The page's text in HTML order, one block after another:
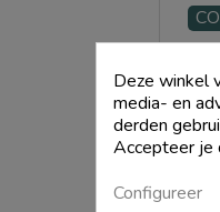
Deze winkel
media- en
derden
Accepteer je
Configureer